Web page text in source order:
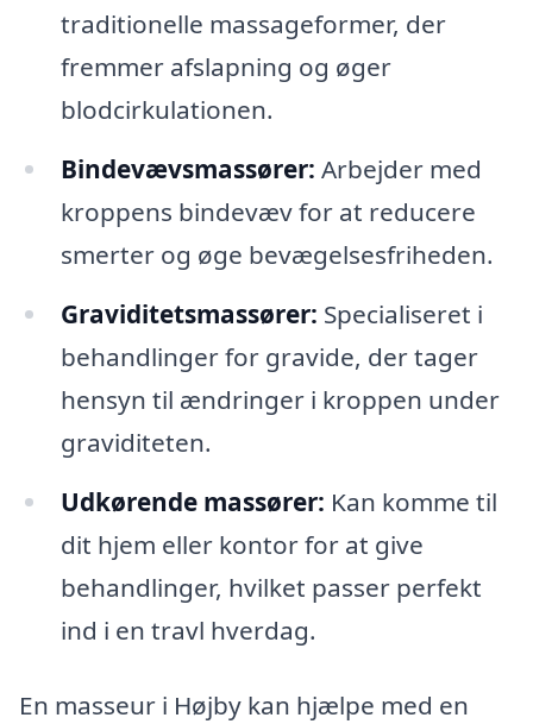
traditionelle massageformer, der
fremmer afslapning og øger
blodcirkulationen.
Bindevævsmassører: Arbejder med
kroppens bindevæv for at reducere
smerter og øge bevægelsesfriheden.
Graviditetsmassører: Specialiseret i
behandlinger for gravide, der tager
hensyn til ændringer i kroppen under
graviditeten.
Udkørende massører: Kan komme til
dit hjem eller kontor for at give
behandlinger, hvilket passer perfekt
ind i en travl hverdag.
En masseur i Højby kan hjælpe med en